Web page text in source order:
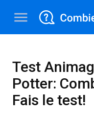
menu
Test
Potter:
Fais le test!